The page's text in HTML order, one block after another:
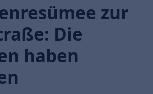
zur
Die
haben